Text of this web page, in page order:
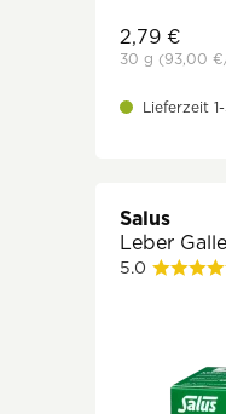
2,79 €
30 g (93,00 €
Lieferzeit
Salus
Leber
5.0